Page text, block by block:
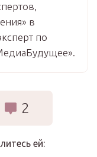
в
по
2
ей: